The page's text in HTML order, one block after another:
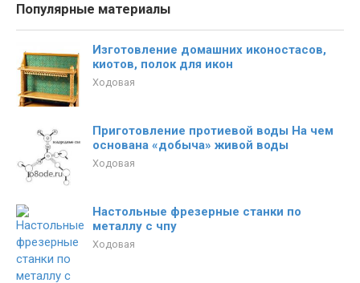
Популярные материалы
Изготовление домашних иконостасов,
киотов, полок для икон
Ходовая
Приготовление протиевой воды На чем
основана «добыча» живой воды
Ходовая
Настольные фрезерные станки по
металлу c чпу
Ходовая